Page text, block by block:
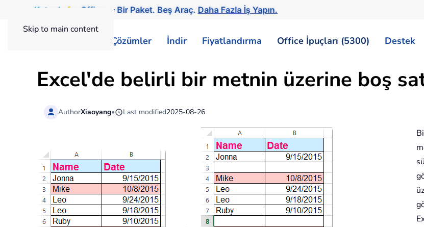
Skip to main content
Kutools for Office — Bir Paket. Beş Araç.Daha Fazla İş Yapın.
Çözümler İndir Fiyatlandırma Office İpuçları (5300) Destek
Excel'de belirli bir metnin üzerine boş
AuthorXiaoyang• Last modified2025-08-26